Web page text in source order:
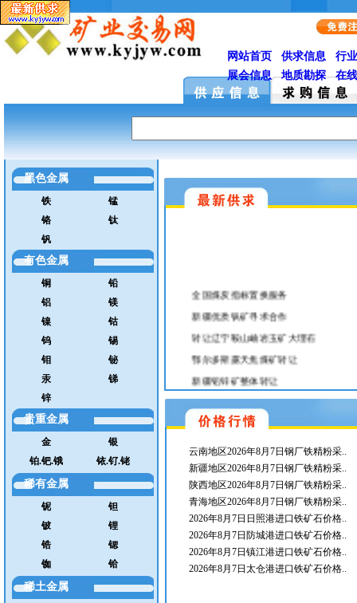
黑色金属
铁
锰
铬
钛
钒
有色金属
铜
铅
铝
镁
镍
钴
钨
锡
钼
铋
汞
锑
锌
贵重金属
金
银
铂.钯.锇
铱.钌.铑
稀有金属
铌
钽
铍
锂
锆
锶
铷
铪
稀土金属
全国煤炭指标置换服务
新疆优质钒矿寻求合作
转让辽宁鞍山岫岩玉矿大理石
鄂尔多斯露天焦煤矿转让
新疆铅锌矿整体转让
遥感地质找矿技术
河北优质花岗岩矿转让或合作
内蒙古大型蛇纹岩矿及多金属矿转让或
转让内蒙古饰面用石灰岩矿山
云南优质大型铁矿转让
转让辽宁兴城铜金矿
神府煤矿转让
云南地区2026年8月7日钢厂铁精粉采..
新疆地区2026年8月7日钢厂铁精粉采..
陕西地区2026年8月7日钢厂铁精粉采..
青海地区2026年8月7日钢厂铁精粉采..
2026年8月7日日照港进口铁矿石价格..
2026年8月7日防城港进口铁矿石价格..
2026年8月7日镇江港进口铁矿石价格..
2026年8月7日太仓港进口铁矿石价格..